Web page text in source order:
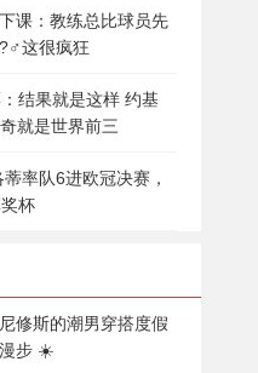
课：教练总比球员先
这很疯狂
结果就是这样 约基
就是世界前三
蒂率队6进欧冠决赛，
杯
修斯的潮男穿搭度假
步 ☀️